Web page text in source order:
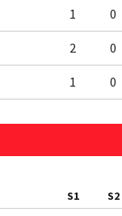
1 0
2 0
1 0
S1 S2